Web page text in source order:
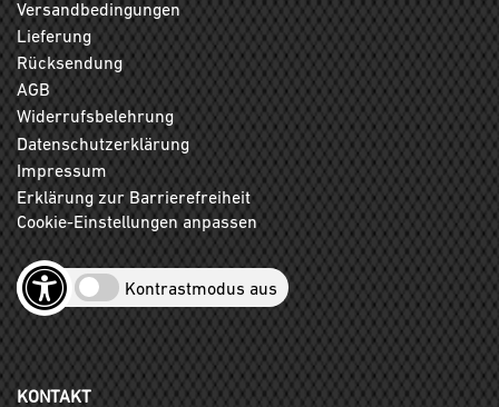
Versandbedingungen
Lieferung
Rücksendung
AGB
Widerrufsbelehrung
Datenschutzerklärung
Impressum
Erklärung zur Barrierefreiheit
Cookie-Einstellungen anpassen
Kontrastmodus aus
KONTAKT